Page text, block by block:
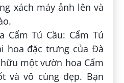
xách máy ảnh lên và
Cẩm Tú Cầu: Cẩm Tú
hoa đặc trưng của Đà
một vườn hoa Cẩm
và vô cùng đẹp. Bạn